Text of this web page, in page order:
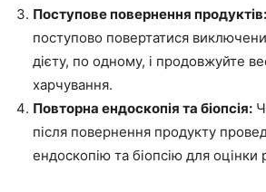
Поступове повернення продуктів:
поступово повертатися
дієту, по одному, і продовжуйте
харчування.
Повторна ендоскопія та біопсія:
після повернення продукту
ендоскопію та біопсію для оцінки